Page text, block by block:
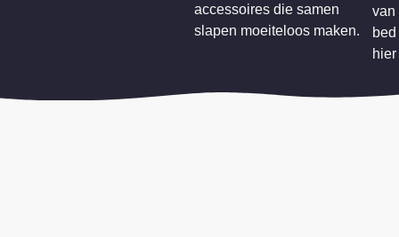
accessoires die samen
slapen moeiteloos maken.
van